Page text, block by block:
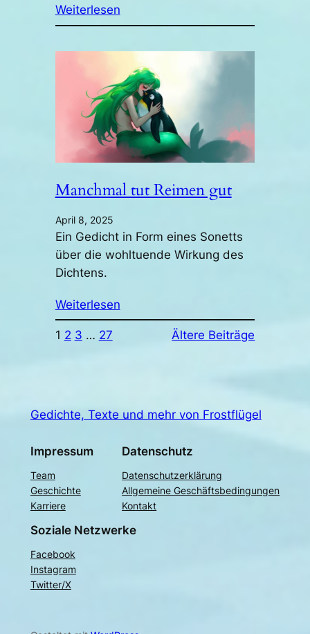
Weiterlesen
Manchmal tut Reimen gut
April 8, 2025
Ein Gedicht in Form eines Sonetts
über die wohltuende Wirkung des
Dichtens.
Weiterlesen
1 2 3 … 27 Ältere Beiträge
Gedichte, Texte und mehr von Frostflügel
Impressum
Team
Geschichte
Karriere
Datenschutz
Datenschutzerklärung
Allgemeine Geschäftsbedingungen
Kontakt
Soziale Netzwerke
Facebook
Instagram
Twitter/X